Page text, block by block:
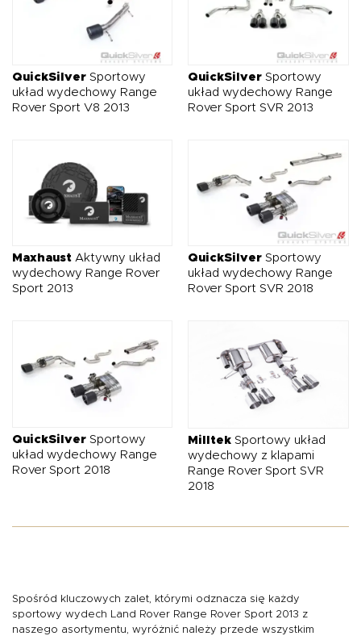
QuickSilver Sportowy
układ wydechowy Range
Rover Sport V8 2013
QuickSilver Sportowy
układ wydechowy Range
Rover Sport SVR 2013
Maxhaust Aktywny układ
wydechowy Range Rover
Sport 2013
QuickSilver Sportowy
układ wydechowy Range
Rover Sport SVR 2018
QuickSilver Sportowy
układ wydechowy Range
Rover Sport 2018
Milltek Sportowy układ
wydechowy z klapami
Range Rover Sport SVR
2018
Spośród kluczowych zalet, którymi odznacza się każdy
sportowy wydech Land Rover Range Rover Sport 2013 z
naszego asortymentu, wyróżnić należy przede wszystkim